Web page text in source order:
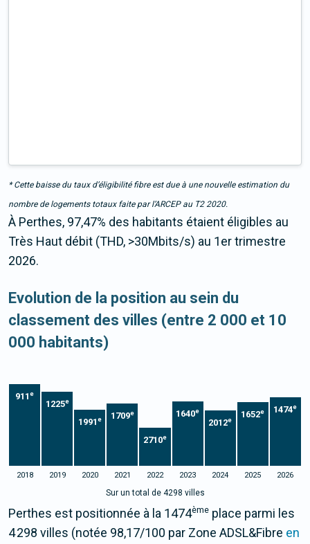
* Cette baisse du taux d’éligibilité fibre est due à une nouvelle estimation du
nombre de logements totaux faite par l’ARCEP au T2 2020.
À Perthes, 97,47% des habitants étaient éligibles au
Très Haut débit (THD, >30Mbits/s) au 1er trimestre
2026.
Evolution de la position au sein du
classement des villes (entre 2 000 et 10
000 habitants)
911e
1225e
1991 e 1709e
2710e
1640e
2012e
1652e 1474e
2018 2019 2020 2021 2022 2023 2024 2025 2026
Sur un total de 4298 villes
Perthes est positionnée à la 1474ème place parmi les
4 298 villes (notée 98,17/100 par Zone ADSL&Fibre en